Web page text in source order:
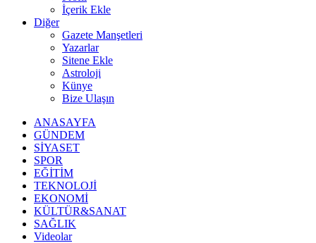
İçerik Ekle
Diğer
Gazete Manşetleri
Yazarlar
Sitene Ekle
Astroloji
Künye
Bize Ulaşın
ANASAYFA
GÜNDEM
SİYASET
SPOR
EĞİTİM
TEKNOLOJİ
EKONOMİ
KÜLTÜR&SANAT
SAĞLIK
Videolar